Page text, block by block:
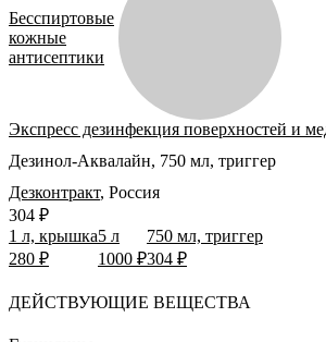
Бесспиртовые
кожные
антисептики
Экспресс дезинфекция поверхностей и
Дезинол-Аквалайн, 750 мл, триггер
Дезконтракт, Россия
1 л, крышка
280 ₽
5 л
1000 ₽
750 мл, триггер
304 ₽
ДЕЙСТВУЮЩИЕ ВЕЩЕСТВА
304 ₽